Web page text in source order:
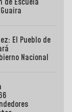
El Pueblo de
Nacional